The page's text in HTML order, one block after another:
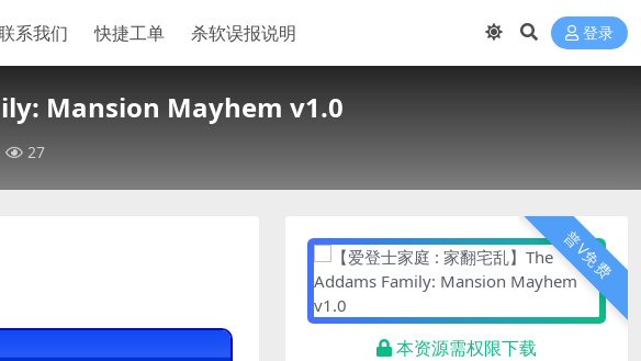
系我们 快捷工单 杀软误报说明 登录
Mansion Mayhem v1.0
27
普V免费
本资源需权限下载